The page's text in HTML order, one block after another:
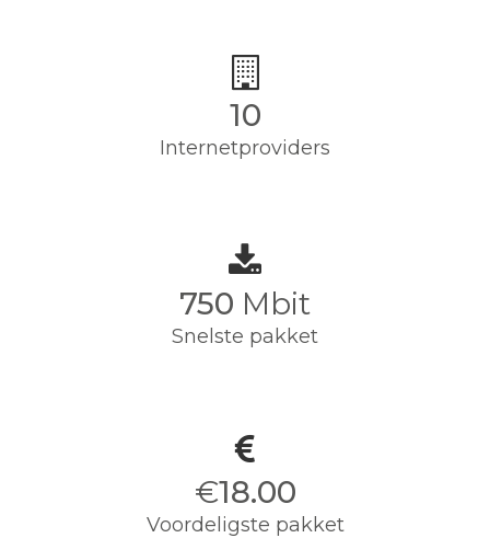
10
Internetproviders
750 Mbit
Snelste pakket
€18.00
Voordeligste pakket